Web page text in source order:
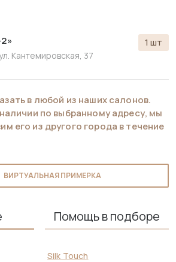
ул. Кантемировская, 37
1 шт
в любой из наших салонов.
по выбранному адресу, мы
его из другого города в течение
ВИРТУАЛЬНАЯ ПРИМЕРКА
Помощь в подборе
Silk Touch